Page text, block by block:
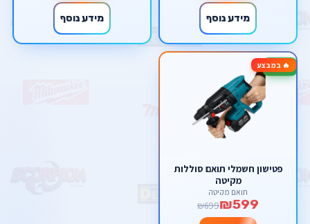
מידע נוסף מידע נוסף
🔥 במבצע-14%
פטישון חשמלי תואם סוללות
מקיטה
תואם מקיטה
₪599
₪699